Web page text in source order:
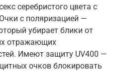
серебристого цвета с
с поляризацией —
убирает блики от
отражающих
Имеют защиту UV400 —
очков блокировать